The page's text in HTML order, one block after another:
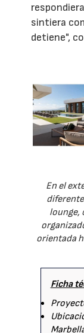
sintiera
detiene",
En el
lounge,
orientada
Ficha